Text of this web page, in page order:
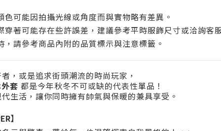
色可能因拍攝光線或角度而與實物略有差異。
穿著可能存在些許誤差，建議參考平時服飾尺寸或洽詢客
，請參考商品內附的品質標示與注意標籤。
，或是追求街頭潮流的時尚玩家，
套 都是今年秋冬不可或缺的代表性單品！
生活，讓你同時擁有帥氣與保暖的兼具享受。
】